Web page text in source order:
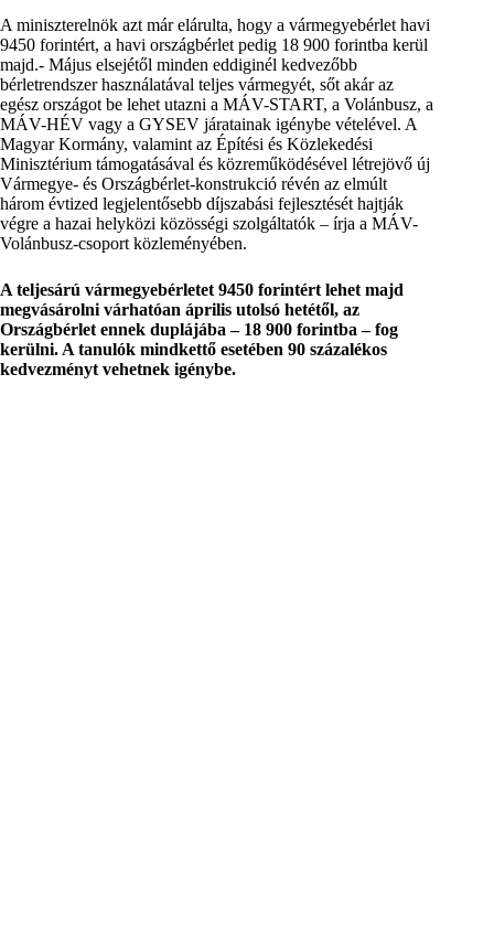
A miniszterelnök azt már elárulta, hogy a vármegyebérlet havi
9450 forintért, a havi országbérlet pedig 18 900 forintba kerül
majd.- Május elsejétől minden eddiginél kedvezőbb
bérletrendszer használatával teljes vármegyét, sőt akár az
egész országot be lehet utazni a MÁV-START, a Volánbusz, a
MÁV-HÉV vagy a GYSEV járatainak igénybe vételével. A
Magyar Kormány, valamint az Építési és Közlekedési
Minisztérium támogatásával és közreműködésével létrejövő új
Vármegye- és Országbérlet-konstrukció révén az elmúlt
három évtized legjelentősebb díjszabási fejlesztését hajtják
végre a hazai helyközi közösségi szolgáltatók – írja a MÁV-
Volánbusz-csoport közleményében.
A teljesárú vármegyebérletet 9450 forintért lehet majd
megvásárolni várhatóan április utolsó hetétől, az
Országbérlet ennek duplájába – 18 900 forintba – fog
kerülni. A tanulók mindkettő esetében 90 százalékos
kedvezményt vehetnek igénybe.